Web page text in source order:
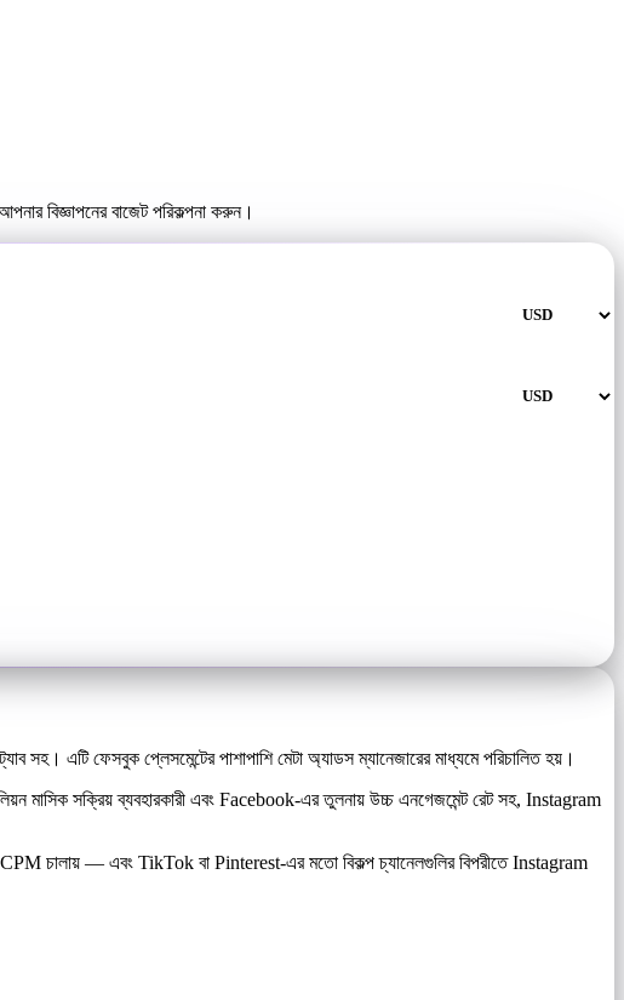
বিজ্ঞাপনের বাজেট পরিকল্পনা করুন।
এটি ফেসবুক প্লেসমেন্টের পাশাপাশি মেটা অ্যাডস ম্যানেজারের মাধ্যমে পরিচালিত হয়।
মাসিক সক্রিয় ব্যবহারকারী এবং Facebook-এর তুলনায় উচ্চ এনগেজমেন্ট রেট সহ, Instagram
চালায় — এবং TikTok বা Pinterest-এর মতো বিকল্প চ্যানেলগুলির বিপরীতে Instagram